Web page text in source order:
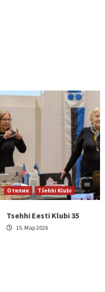
Отклик Tšehhi Klubi
Tsehhi Eesti Klubi 35
15. Мар 2026